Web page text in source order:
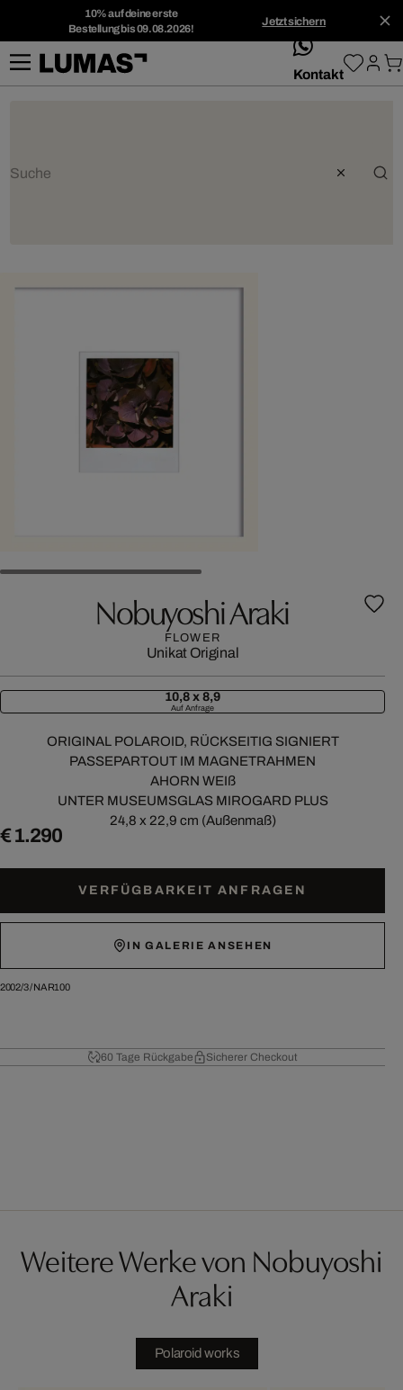
10% auf deine erste
Bestellung bis 09.08.2026!
Jetzt sichern
whatsApp
Kontakt
Nobuyoshi Araki
FLOWER
Unikat Original
10,8 x 8,9
Auf Anfrage
ORIGINAL POLAROID, RÜCKSEITIG SIGNIERT
PASSEPARTOUT IM MAGNETRAHMEN
AHORN WEIß
UNTER MUSEUMSGLAS MIROGARD PLUS
24,8 x 22,9 cm (Außenmaß)
€ 1.290
VERFÜGBARKEIT ANFRAGEN
IN GALERIE ANSEHEN
2002/3/NAR100
60 Tage Rückgabe Sicherer Checkout
Weitere Werke von Nobuyoshi
Araki
Polaroid works